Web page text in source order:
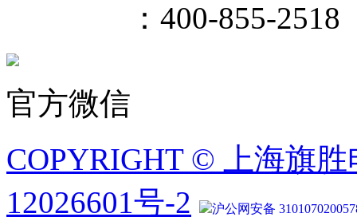
：400-855-2518
官方微信
COPYRIGHT © 上海旗
12026601号-2
沪公网安备